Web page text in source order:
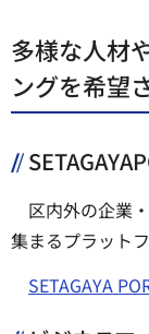
多様な人材
ングを希望
区内外の企業
集まるプラット
SETAGAYA